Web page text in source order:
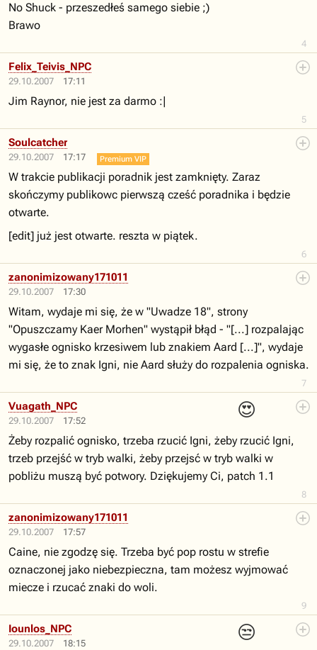
4
No Shuck - przeszedłeś samego siebie ;)
Brawo
29.10.2007 17:11
5
Felix_Teivis_NPC
Jim Raynor, nie jest za darmo :|
29.10.2007 17:17
6
Soulcatcher
Premium VIP
W trakcie publikacji poradnik jest zamknięty. Zaraz
skończymy publikowc pierwszą cześć poradnika i będzie
otwarte.
[edit] już jest otwarte. reszta w piątek.
29.10.2007 17:30
7
zanonimizowany171011
Witam, wydaje mi się, że w "Uwadze 18", strony
"Opuszczamy Kaer Morhen" wystąpił błąd - "[...] rozpalając
wygasłe ognisko krzesiwem lub znakiem Aard [...]", wydaje
mi się, że to znak Igni, nie Aard służy do rozpalenia ogniska.
29.10.2007 17:52
😍
8
Vuagath_NPC
Żeby rozpalić ognisko, trzeba rzucić Igni, żeby rzucić Igni,
trzeb przejść w tryb walki, żeby przejsć w tryb walki w
pobliżu muszą być potwory. Dziękujemy Ci, patch 1.1
29.10.2007 17:57
9
zanonimizowany171011
Caine, nie zgodzę się. Trzeba być pop rostu w strefie
oznaczonej jako niebezpieczna, tam możesz wyjmować
miecze i rzucać znaki do woli.
29.10.2007 18:15
😒
Iounlos_NPC